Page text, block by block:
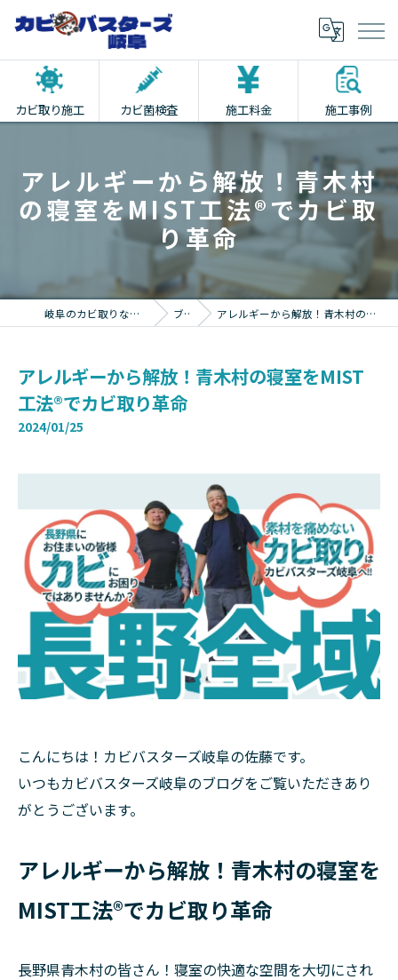
カビ取り施工 カビ菌検査 施工料金 施工事例
アレルギーから解放！青木村
の寝室をMIST工法®でカビ取
り革命
岐阜のカビ取りならカビバスターズ岐阜 ブログ アレルギーから解放！青木村の寝室をMIST工法®でカビ取り革命
アレルギーから解放！青木村の寝室をMIST
工法®でカビ取り革命
2024/01/25
こんにちは！カビバスターズ岐阜の佐藤です。
いつもカビバスターズ岐阜のブログをご覧いただきあり
がとうございます。
アレルギーから解放！青木村の寝室を
MIST工法®でカビ取り革命
長野県青木村の皆さん！寝室の快適な空間を大切にされ